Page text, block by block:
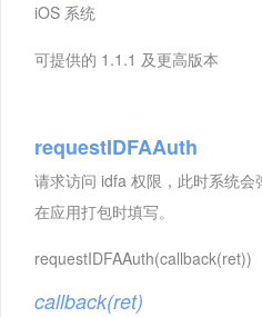
iOS 系统
可提供的 1.1.1 及更高版本
requestIDFAAuth
请求访问 idfa 权限，此时系统
在应用打包时填写。
requestIDFAAuth(callback(ret))
callback(ret)